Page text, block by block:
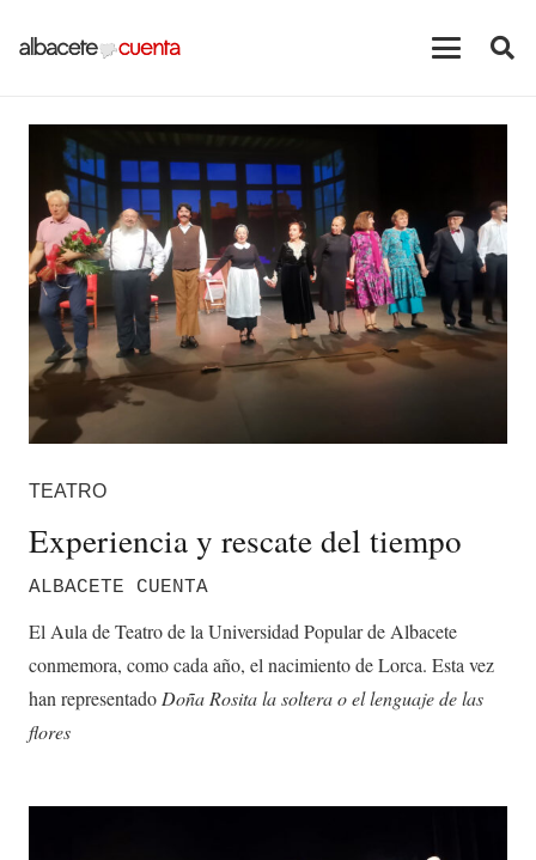
TEATRO
Experiencia y rescate del tiempo
ALBACETE CUENTA
El Aula de Teatro de la Universidad Popular de Albacete
conmemora, como cada año, el nacimiento de Lorca. Esta vez
han representadoDoña Rosita la soltera o el lenguaje de las
flores